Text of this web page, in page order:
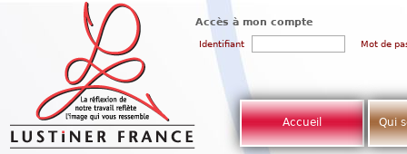
Accès à mon compte
Identifiant Mot de
Accueil Qui